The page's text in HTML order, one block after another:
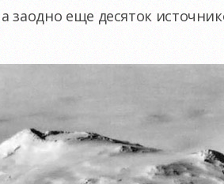
заодно еще десяток